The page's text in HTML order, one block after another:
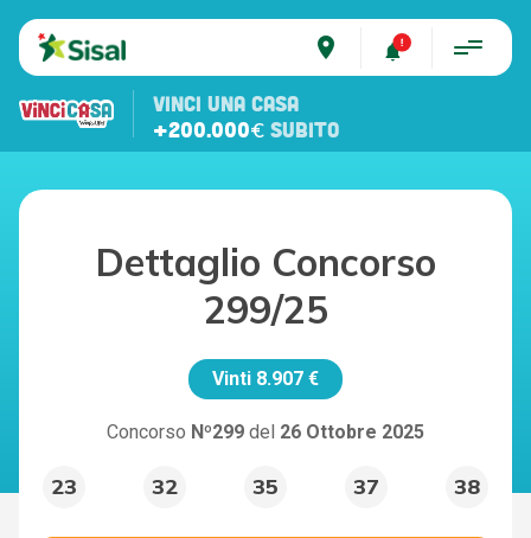
place
VINCI UNA CASA
+200.000€ SUBITO
Dettaglio Concorso
299/25
Vinti 8.907 €
Concorso Nº299 del 26 Ottobre 2025
23 32 35 37 38